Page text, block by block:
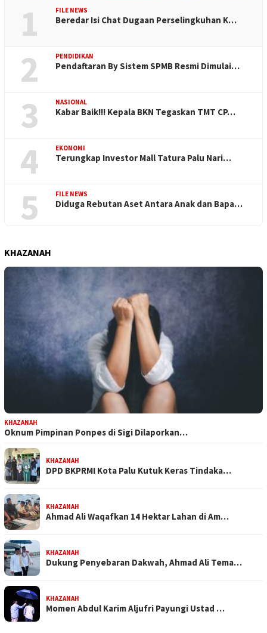
1 FILE NEWS
Beredar Isi Chat Dugaan Perselingkuhan K…
2 PENDIDIKAN
Pendaftaran By Sistem SPMB Resmi Dimulai…
3 NASIONAL
Kabar Baik!!! Kepala BKN Tegaskan TMT CP…
4 EKONOMI
Terungkap Investor Mall Tatura Palu Nari…
5 FILE NEWS
Diduga Rebutan Aset Antara Anak dan Bapa…
KHAZANAH
KHAZANAH
Oknum Pimpinan Ponpes di Sigi Dilaporkan…
KHAZANAH
DPD BKPRMI Kota Palu Kutuk Keras Tindaka…
KHAZANAH
Ahmad Ali Waqafkan 14 Hektar Lahan di Am…
KHAZANAH
Dukung Penyebaran Dakwah, Ahmad Ali Tema…
KHAZANAH
Momen Abdul Karim Aljufri Payungi Ustad …